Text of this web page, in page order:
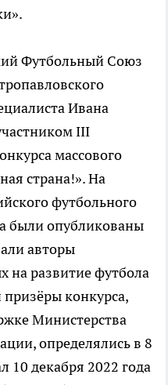
Футбольный Союз
Ивана
III
массового
страна!». На
футбольного
были опубликованы
авторы
на развитие футбола
конкурса,
Министерства
определялись в 8
10 декабря 2022 года